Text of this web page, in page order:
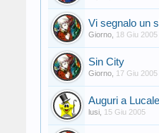
Vi segnalo un
Giorno 18 Giu 2005
Sin City
Giorno 17 Giu 2005
Auguri a
lusi 15 Giu 2005